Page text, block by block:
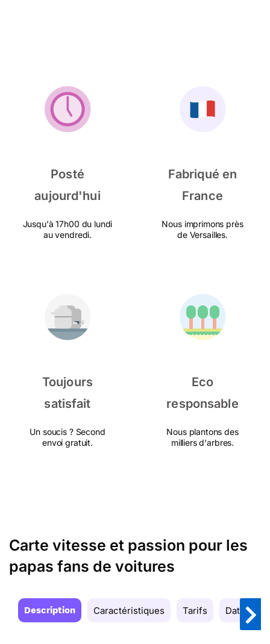
Posté
aujourd'hui
Jusqu'à 17h00 du lundi
au vendredi.
Fabriqué en
France
Nous imprimons près
de Versailles.
Toujours
satisfait
Un soucis ? Second
envoi gratuit.
Eco
responsable
Nous plantons des
milliers d'arbres.
Carte vitesse et passion pour les
papas fans de voitures
Description Caractéristiques Tarifs Date de